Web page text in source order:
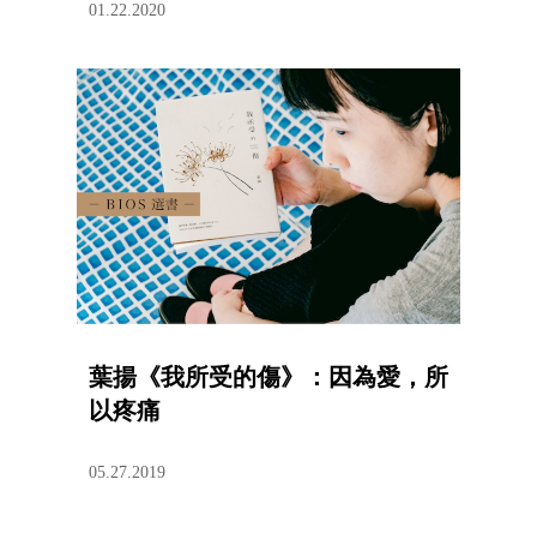
01.22.2020
葉揚《我所受的傷》：因為愛，所
以疼痛
05.27.2019